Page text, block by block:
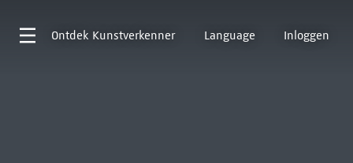
Ontdek Kunstverkenner Language Inloggen